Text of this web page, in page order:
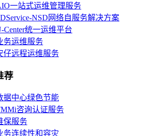
一站式运维管理服务
NSD网络自服务解决方案
Center统一运维平台
务运维服务
仔远程运维服务
荐
据中心绿色节能
咨询认证服务
保服务
务连续性和容灾